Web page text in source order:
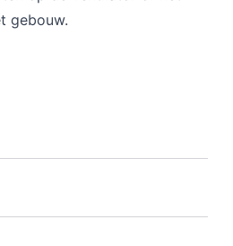
gebouw.